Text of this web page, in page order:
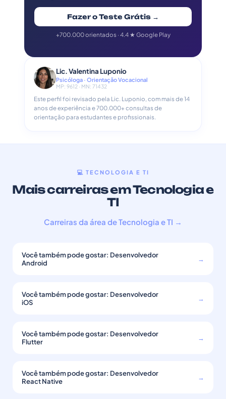
Fazer o Teste Grátis →
+700.000 orientados · 4.4 ★ Google Play
Lic. Valentina Luponio
Psicóloga · Orientação Vocacional
MP: 9612 · MN: 71432
Este perfil foi revisado pela Lic. Luponio, com mais de 14
anos de experiência e 700.000+ consultas de
orientação para estudantes e profissionais.
💻 TECNOLOGIA E TI
Mais carreiras em Tecnologia e
TI
Carreiras da área de Tecnologia e TI →
Você também pode gostar: Desenvolvedor
Android
→
Você também pode gostar: Desenvolvedor
iOS
→
Você também pode gostar: Desenvolvedor
Flutter
→
Você também pode gostar: Desenvolvedor
React Native
→